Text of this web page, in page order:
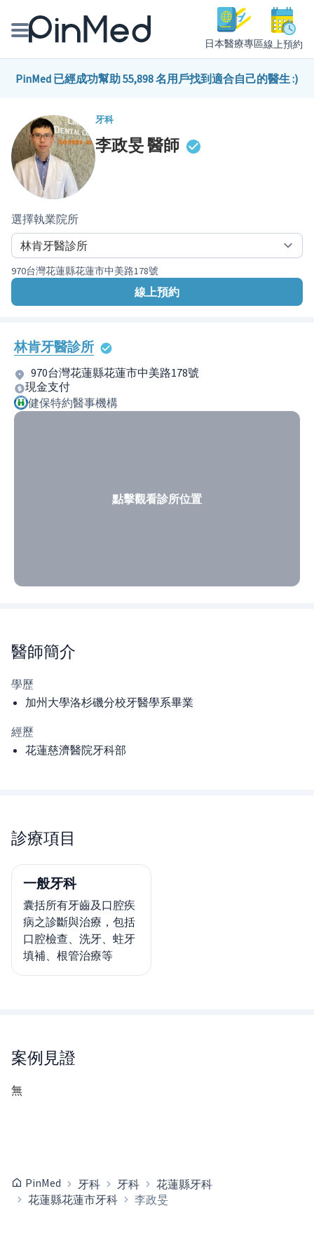
日本醫療專區線上預約
線上預約醫師、院所
醫師專欄專訪
健康主題館
PinMed 已經成功幫助 55,898 名用戶找到適合自己的醫生 :)
牙科
李政旻醫師
選擇執業院所
970台灣花蓮縣花蓮市中美路178號
線上預約
林肯牙醫診所
970台灣花蓮縣花蓮市中美路178號
現金支付
健保特約醫事機構
點擊觀看診所位置
醫師簡介
學歷
加州大學洛杉磯分校牙醫學系畢業
經歷
花蓮慈濟醫院牙科部
診療項目
一般牙科
囊括所有牙齒及口腔疾
病之診斷與治療，包括
口腔檢查、洗牙、蛀牙
填補、根管治療等
案例見證
無
PinMed 牙科 牙科
花蓮縣牙科
花蓮縣花蓮市牙科
李政旻